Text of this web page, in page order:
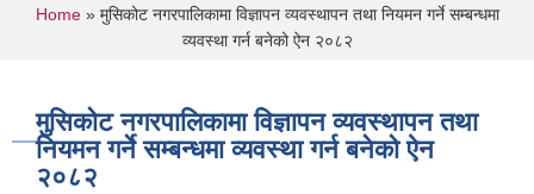
You are here
Home» मुसिकोट नगरपालिकामा विज्ञापन व्यवस्थापन तथा नियमन गर्ने सम्बन्धमा
व्यवस्था गर्न बनेको ऐन २०८२
मुसिकोट नगरपालिकामा विज्ञापन व्यवस्थापन तथा
नियमन गर्ने सम्बन्धमा व्यवस्था गर्न बनेको ऐन
२०८२